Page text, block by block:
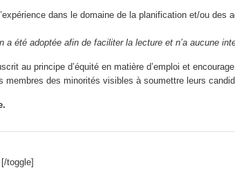
dans le domaine de la planification et/ou des
a été adoptée afin de faciliter la lecture et n’a aucune
au principe d’équité en matière d’emploi et
membres des minorités visibles à soumettre leurs
[/toggle]